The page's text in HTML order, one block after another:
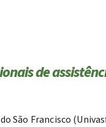
de
São Francisco